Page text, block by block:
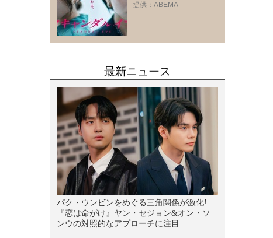
提供：ABEMA